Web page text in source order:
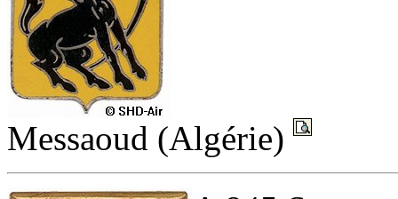
Messaoud (Algérie)